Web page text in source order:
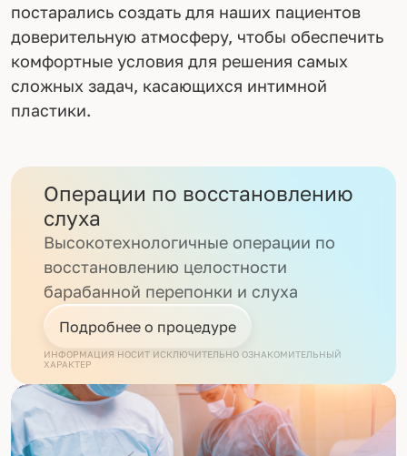
постарались создать для наших пациентов
доверительную атмосферу, чтобы обеспечить
комфортные условия для решения самых
сложных задач, касающихся интимной
пластики.
Операции по восстановлению
слуха
Высокотехнологичные операции по
восстановлению целостности
барабанной перепонки и слуха
Подробнее о процедуре
ИНФОРМАЦИЯ НОСИТ ИСКЛЮЧИТЕЛЬНО ОЗНАКОМИТЕЛЬНЫЙ
ХАРАКТЕР